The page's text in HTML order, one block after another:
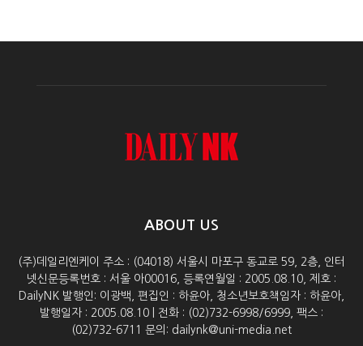
ABOUT US
(주)데일리엔케이 주소 : (04018) 서울시 마포구 동교로 59, 2층, 인터
넷신문등록번호 : 서울 아00016, 등록연월일 : 2005.08.10, 제호 :
DailyNK 발행인: 이광백, 편집인 : 하윤아, 청소년보호책임자 : 하윤아,
발행일자 : 2005.08.10 | 전화 : (02)732-6998/6999, 팩스 :
(02)732-6711 문의: dailynk@uni-media.net